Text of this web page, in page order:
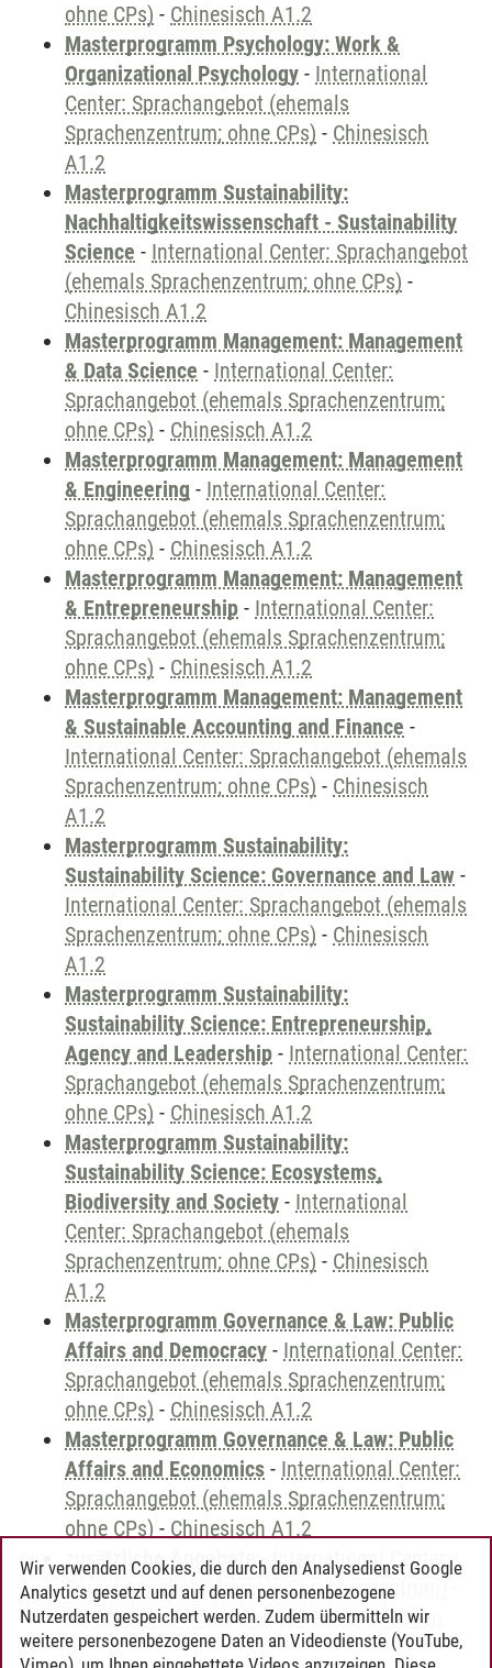
ohne CPs) - Chinesisch A1.2
Masterprogramm Psychology: Work &
Organizational Psychology - International
Center: Sprachangebot (ehemals
Sprachenzentrum; ohne CPs) - Chinesisch
A1.2
Masterprogramm Sustainability:
Nachhaltigkeitswissenschaft - Sustainability
Science - International Center: Sprachangebot
(ehemals Sprachenzentrum; ohne CPs) -
Chinesisch A1.2
Masterprogramm Management: Management
& Data Science - International Center:
Sprachangebot (ehemals Sprachenzentrum;
ohne CPs) - Chinesisch A1.2
Masterprogramm Management: Management
& Engineering - International Center:
Sprachangebot (ehemals Sprachenzentrum;
ohne CPs) - Chinesisch A1.2
Masterprogramm Management: Management
& Entrepreneurship - International Center:
Sprachangebot (ehemals Sprachenzentrum;
ohne CPs) - Chinesisch A1.2
Masterprogramm Management: Management
& Sustainable Accounting and Finance -
International Center: Sprachangebot (ehemals
Sprachenzentrum; ohne CPs) - Chinesisch
A1.2
Masterprogramm Sustainability:
Sustainability Science: Governance and Law -
International Center: Sprachangebot (ehemals
Sprachenzentrum; ohne CPs) - Chinesisch
A1.2
Masterprogramm Sustainability:
Sustainability Science: Entrepreneurship,
Agency and Leadership - International Center:
Sprachangebot (ehemals Sprachenzentrum;
ohne CPs) - Chinesisch A1.2
Masterprogramm Sustainability:
Sustainability Science: Ecosystems,
Biodiversity and Society - International
Center: Sprachangebot (ehemals
Sprachenzentrum; ohne CPs) - Chinesisch
A1.2
Masterprogramm Governance & Law: Public
Affairs and Democracy - International Center:
Sprachangebot (ehemals Sprachenzentrum;
ohne CPs) - Chinesisch A1.2
Masterprogramm Governance & Law: Public
Affairs and Economics - International Center:
Sprachangebot (ehemals Sprachenzentrum;
ohne CPs) - Chinesisch A1.2
zusätzliche Angebote- International Center:
Sprachangebot (ehemals Sprachenzentrum)
Sprachangebot und Sonderveranstaltungen
Wir verwenden Cookies, die durch den Analysedienst Google
Analytics gesetzt und auf denen personenbezogene
Nutzerdaten gespeichert werden. Zudem übermitteln wir
weitere personenbezogene Daten an Videodienste (YouTube,